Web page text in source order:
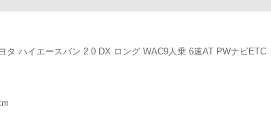
タ ハイエースバン 2.0 DX ロング WAC9人乗 6速AT PWナビETC